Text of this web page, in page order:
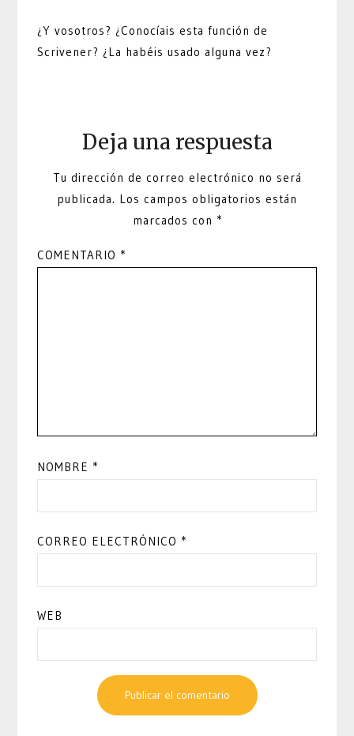
¿Y vosotros? ¿Conocíais esta función de
Scrivener? ¿La habéis usado alguna vez?
Deja una respuesta
Tu dirección de correo electrónico no será
publicada. Los campos obligatorios están
marcados con *
COMENTARIO *
NOMBRE *
CORREO ELECTRÓNICO *
WEB